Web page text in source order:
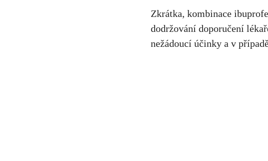
Zkrátka, kombinace
dodržování doporučení
nežádoucí účinky a v